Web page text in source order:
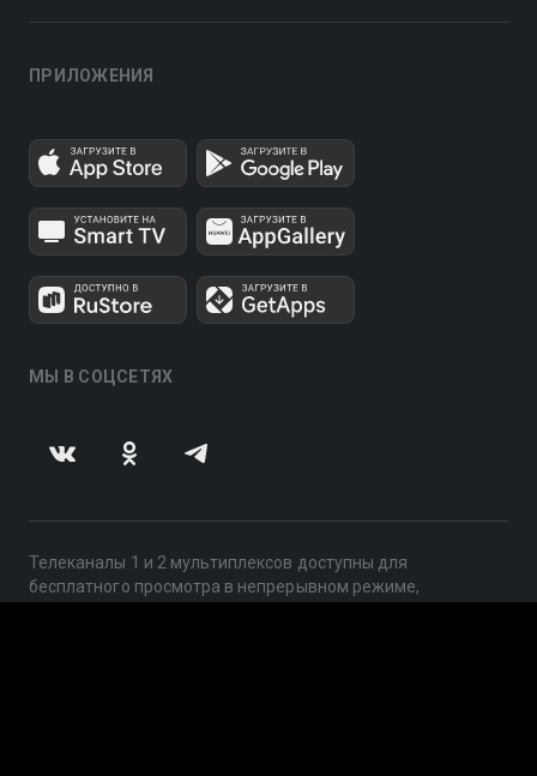
ПРИЛОЖЕНИЯ
МЫ В СОЦСЕТЯХ
Телеканалы 1 и 2 мультиплексов доступны для
бесплатного просмотра в непрерывном режиме,